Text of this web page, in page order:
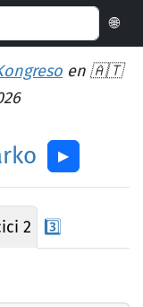
🌐
en 🇦🇹
▶︎
2 3️⃣